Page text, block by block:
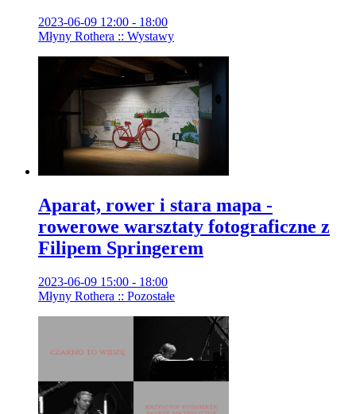
2023-06-09 12:00 - 18:00
Młyny Rothera :: Wystawy
Aparat, rower i stara mapa -
rowerowe warsztaty fotograficzne z
Filipem Springerem
2023-06-09 15:00 - 18:00
Młyny Rothera :: Pozostałe